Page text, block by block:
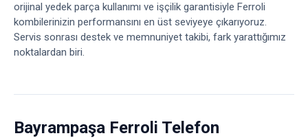
orijinal yedek parça kullanımı ve işçilik garantisiyle Ferroli
kombilerinizin performansını en üst seviyeye çıkarıyoruz.
Servis sonrası destek ve memnuniyet takibi, fark yarattığımız
noktalardan biri.
Bayrampaşa Ferroli Telefon